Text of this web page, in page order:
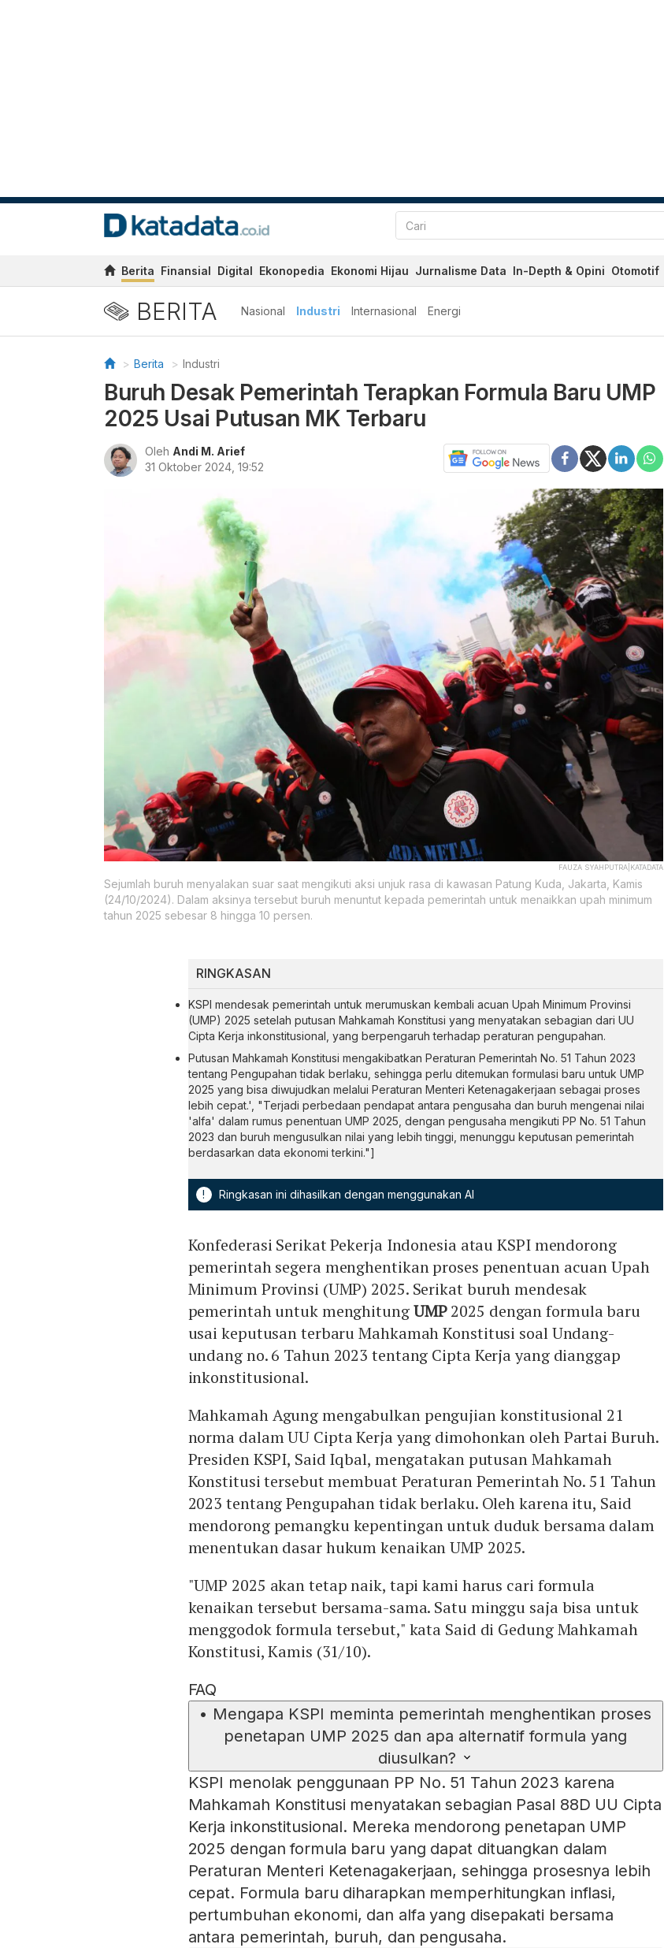
Berita Finansial Digital Ekonopedia Ekonomi Hijau Jurnalisme Data In-Depth & Opini Otomotif
BERITA Nasional Industri Internasional Energi
Berita Industri
Buruh Desak Pemerintah Terapkan Formula Baru UMP
2025 Usai Putusan MK Terbaru
Oleh Andi M. Arief
31 Oktober 2024, 19:52
FAUZA SYAHPUTRA|KATADATA
Sejumlah buruh menyalakan suar saat mengikuti aksi unjuk rasa di kawasan Patung Kuda, Jakarta, Kamis
(24/10/2024). Dalam aksinya tersebut buruh menuntut kepada pemerintah untuk menaikkan upah minimum
tahun 2025 sebesar 8 hingga 10 persen.
RINGKASAN
KSPI mendesak pemerintah untuk merumuskan kembali acuan Upah Minimum Provinsi
(UMP) 2025 setelah putusan Mahkamah Konstitusi yang menyatakan sebagian dari UU
Cipta Kerja inkonstitusional, yang berpengaruh terhadap peraturan pengupahan.
Putusan Mahkamah Konstitusi mengakibatkan Peraturan Pemerintah No. 51 Tahun 2023
tentang Pengupahan tidak berlaku, sehingga perlu ditemukan formulasi baru untuk UMP
2025 yang bisa diwujudkan melalui Peraturan Menteri Ketenagakerjaan sebagai proses
lebih cepat.', "Terjadi perbedaan pendapat antara pengusaha dan buruh mengenai nilai
'alfa' dalam rumus penentuan UMP 2025, dengan pengusaha mengikuti PP No. 51 Tahun
2023 dan buruh mengusulkan nilai yang lebih tinggi, menunggu keputusan pemerintah
berdasarkan data ekonomi terkini."]
! Ringkasan ini dihasilkan dengan menggunakan AI
Konfederasi Serikat Pekerja Indonesia atau KSPI mendorong
pemerintah segera menghentikan proses penentuan acuan Upah
Minimum Provinsi (UMP) 2025. Serikat buruh mendesak
pemerintah untuk menghitungUMP2025 dengan formula baru
usai keputusan terbaru Mahkamah Konstitusi soal Undang-
undang no. 6 Tahun 2023 tentang Cipta Kerja yang dianggap
inkonstitusional.
Mahkamah Agung mengabulkan pengujian konstitusional 21
norma dalam UU Cipta Kerja yang dimohonkan oleh Partai Buruh.
Presiden KSPI, Said Iqbal, mengatakan putusan Mahkamah
Konstitusi tersebut membuat Peraturan Pemerintah No. 51 Tahun
2023 tentang Pengupahan tidak berlaku. Oleh karena itu, Said
mendorong pemangku kepentingan untuk duduk bersama dalam
menentukan dasar hukum kenaikan UMP 2025.
"UMP 2025 akan tetap naik, tapi kami harus cari formula
kenaikan tersebut bersama-sama. Satu minggu saja bisa untuk
menggodok formula tersebut," kata Said di Gedung Mahkamah
Konstitusi, Kamis (31/10).
FAQ
• Mengapa KSPI meminta pemerintah menghentikan proses
penetapan UMP 2025 dan apa alternatif formula yang
diusulkan?
KSPI menolak penggunaan PP No. 51 Tahun 2023 karena
Mahkamah Konstitusi menyatakan sebagian Pasal 88D UU Cipta
Kerja inkonstitusional. Mereka mendorong penetapan UMP
2025 dengan formula baru yang dapat dituangkan dalam
Peraturan Menteri Ketenagakerjaan, sehingga prosesnya lebih
cepat. Formula baru diharapkan memperhitungkan inflasi,
pertumbuhan ekonomi, dan alfa yang disepakati bersama
antara pemerintah, buruh, dan pengusaha.